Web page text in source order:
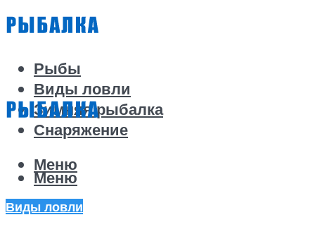
Рыбы
Виды ловли
Зимняя рыбалка
Снаряжение
Меню
Меню
Виды ловли